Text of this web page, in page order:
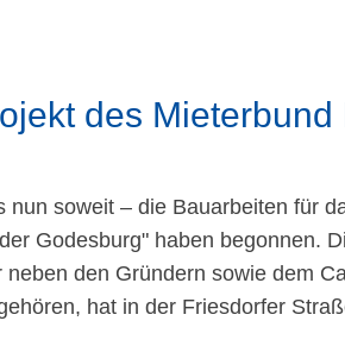
des
soweit – die Bauarbeiten für
Godesburg haben begonnen.
den Gründern sowie dem
hat in der Friesdorfer